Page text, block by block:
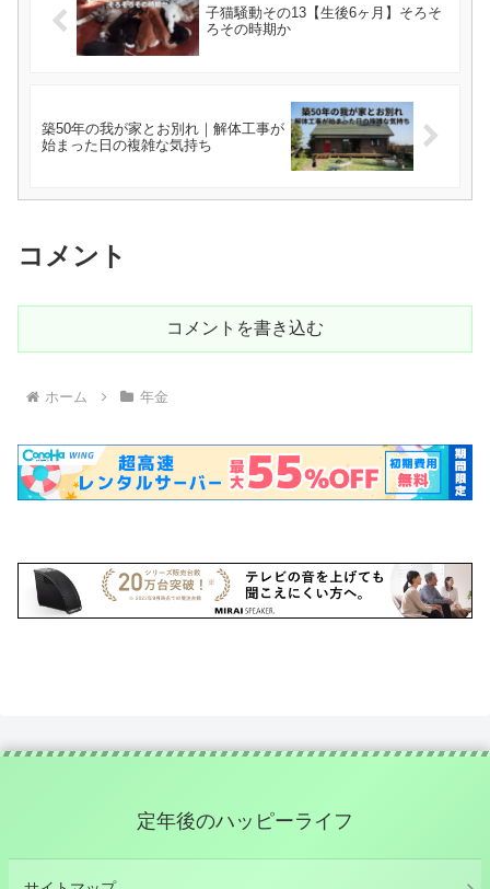
子猫騒動その13【生後6ヶ月】そろそ
ろその時期か
築50年の我が家とお別れ｜解体工事が
始まった日の複雑な気持ち
コメント
コメントを書き込む
ホーム 年金
定年後のハッピーライフ